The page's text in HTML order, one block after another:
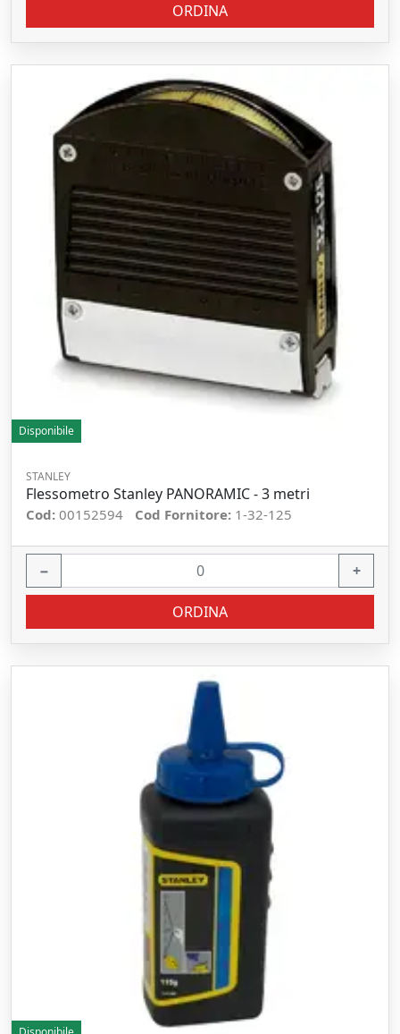
ORDINA
Disponibile
STANLEY
Flessometro Stanley PANORAMIC - 3 metri
Cod: 00152594 Cod Fornitore: 1-32-125
− +
ORDINA